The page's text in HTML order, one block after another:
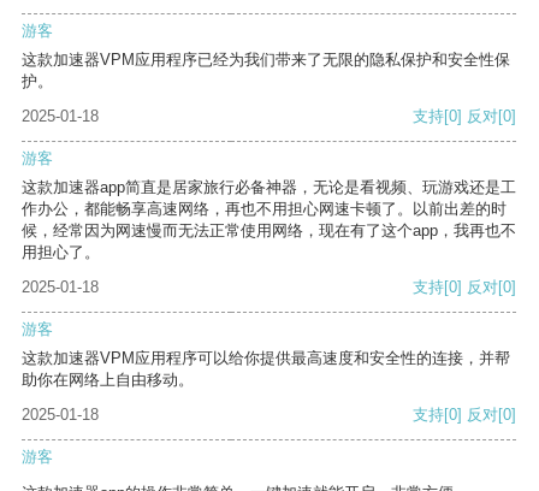
游客
这款加速器VPM应用程序已经为我们带来了无限的隐私保护和安全性保
护。
2025-01-18
支持[0] 反对[0]
游客
这款加速器app简直是居家旅行必备神器，无论是看视频、玩游戏还是工
作办公，都能畅享高速网络，再也不用担心网速卡顿了。以前出差的时
候，经常因为网速慢而无法正常使用网络，现在有了这个app，我再也不
用担心了。
2025-01-18
支持[0] 反对[0]
游客
这款加速器VPM应用程序可以给你提供最高速度和安全性的连接，并帮
助你在网络上自由移动。
2025-01-18
支持[0] 反对[0]
游客